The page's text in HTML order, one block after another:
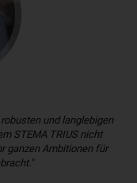
und langlebigen
STEMA TRIUS nicht
ganzen Ambitionen für